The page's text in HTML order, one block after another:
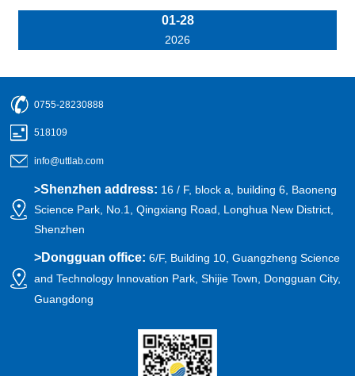
01-28
2026
0755-28230888
518109
info@uttlab.com
>Shenzhen address: 16 / F, block a, building 6, Baoneng
Science Park, No.1, Qingxiang Road, Longhua New District,
Shenzhen
>Dongguan office:6/F, Building 10, Guangzheng Science
and Technology Innovation Park, Shijie Town, Dongguan City,
Guangdong